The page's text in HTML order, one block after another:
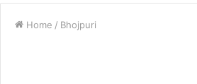
Home / Bhojpuri